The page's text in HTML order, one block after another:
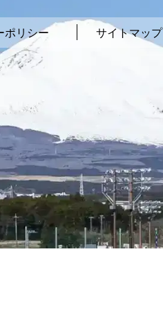
ポリシー サイトマップ